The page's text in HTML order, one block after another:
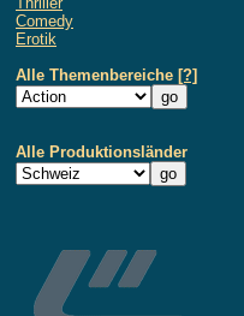
Comedy
Erotik
Alle Themenbereiche [?]
Alle Produktionsländer